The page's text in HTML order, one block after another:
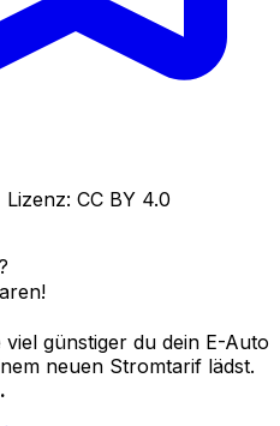
Lizenz: CC BY 4.0
günstiger du dein E-Auto
neuen Stromtarif lädst.